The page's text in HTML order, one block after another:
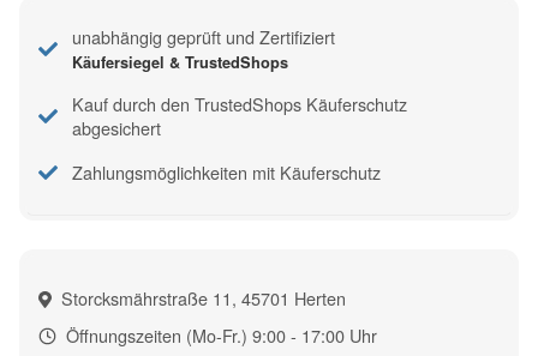
Storcksmährstraße 11, 45701 Herten
Öffnungszeiten (Mo-Fr.) 9:00 - 17:00 Uhr
unabhängig geprüft und Zertifiziert
Käufersiegel & TrustedShops
Kauf durch den TrustedShops Käuferschutz
abgesichert
Zahlungsmöglichkeiten mit Käuferschutz